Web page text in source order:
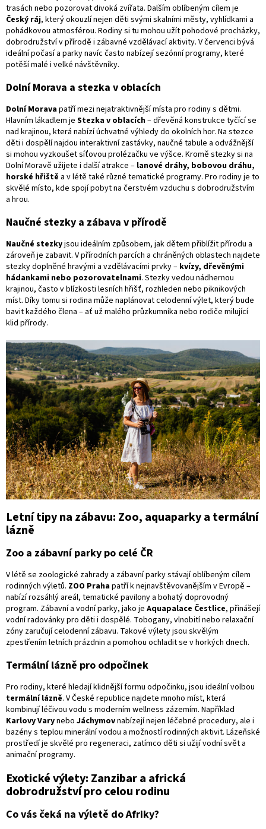
trasách nebo pozorovat divoká zvířata. Dalším oblíbeným cílem je
Český ráj, který okouzlí nejen děti svými skalními městy, vyhlídkami a
pohádkovou atmosférou. Rodiny si tu mohou užít pohodové procházky,
dobrodružství v přírodě i zábavné vzdělávací aktivity. V červenci bývá
ideální počasí a parky navíc často nabízejí sezónní programy, které
potěší malé i velké návštěvníky.
Dolní Morava a stezka v oblacích
Dolní Moravapatří mezi nejatraktivnější místa pro rodiny s dětmi.
Hlavním lákadlem je Stezka v oblacích– dřevěná konstrukce tyčící se
nad krajinou, která nabízí úchvatné výhledy do okolních hor. Na stezce
děti i dospělí najdou interaktivní zastávky, naučné tabule a odvážnější
si mohou vyzkoušet síťovou prolézačku ve výšce. Kromě stezky si na
Dolní Moravě užijete i další atrakce – lanové dráhy, bobovou dráhu,
horské hřiště a v létě také různé tematické programy. Pro rodiny je to
skvělé místo, kde spojí pobyt na čerstvém vzduchu s dobrodružstvím
a hrou.
Naučné stezky a zábava v přírodě
Naučné stezkyjsou ideálním způsobem, jak dětem přiblížit přírodu a
zároveň je zabavit. V přírodních parcích a chráněných oblastech najdete
stezky doplněné hravými a vzdělávacími prvky – kvízy, dřevěnými
hádankami nebo pozorovatelnami. Stezky vedou nádhernou
krajinou, často v blízkosti lesních hřišť, rozhleden nebo piknikových
míst. Díky tomu si rodina může naplánovat celodenní výlet, který bude
bavit každého člena – ať už malého průzkumníka nebo rodiče milující
klid přírody.
Letní tipy na zábavu: Zoo, aquaparky a termální
lázně
Zoo a zábavní parky po celé ČR
V létě se zoologické zahrady a zábavní parky stávají oblíbeným cílem
rodinných výletů. ZOO Prahapatří k nejnavštěvovanějším v Evropě –
nabízí rozsáhlý areál, tematické pavilony a bohatý doprovodný
program. Zábavní a vodní parky, jako je Aquapalace Čestlice, přinášejí
vodní radovánky pro děti i dospělé. Tobogany, vlnobití nebo relaxační
zóny zaručují celodenní zábavu. Takové výlety jsou skvělým
zpestřením letních prázdnin a pomohou ochladit se v horkých dnech.
Termální lázně pro odpočinek
Pro rodiny, které hledají klidnější formu odpočinku, jsou ideální volbou
termální lázně. V České republice najdete mnoho míst, která
kombinují léčivou vodu s moderním wellness zázemím. Například
Karlovy Varynebo Jáchymovnabízejí nejen léčebné procedury, ale i
bazény s teplou minerální vodou a možností rodinných aktivit. Lázeňské
prostředí je skvělé pro regeneraci, zatímco děti si užijí vodní svět a
animační programy.
Exotické výlety: Zanzibar a africká
dobrodružství pro celou rodinu
Co vás čeká na výletě do Afriky?